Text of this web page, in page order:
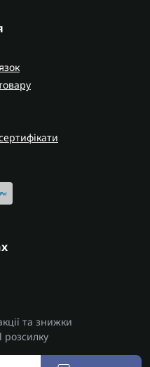
та знижки